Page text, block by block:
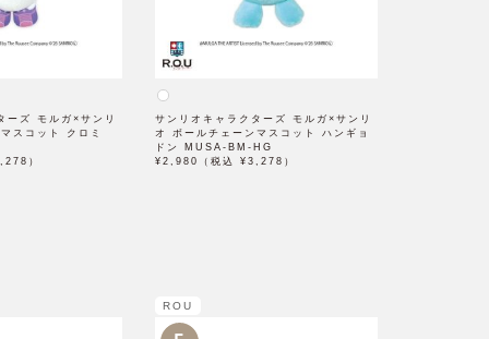
ーズ モルガ×サンリ
スコット クロミ
）
サンリオキャラクターズ モルガ×サンリ
オ ボールチェーンマスコット ハンギョ
ドン MUSA-BM-HG
¥2,980（税込 ¥3,278）
ROU